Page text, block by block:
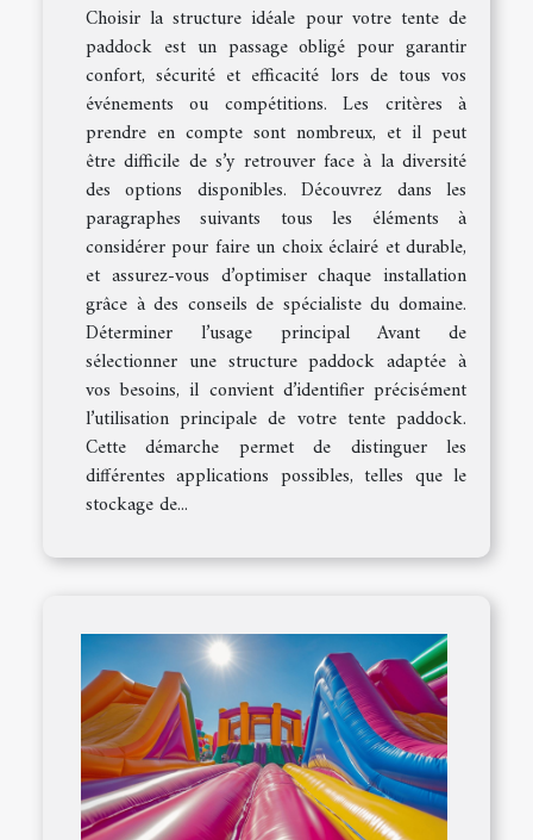
Choisir la structure idéale pour votre tente de
paddock est un passage obligé pour garantir
confort, sécurité et efficacité lors de tous vos
événements ou compétitions. Les critères à
prendre en compte sont nombreux, et il peut
être difficile de s’y retrouver face à la diversité
des options disponibles. Découvrez dans les
paragraphes suivants tous les éléments à
considérer pour faire un choix éclairé et durable,
et assurez-vous d’optimiser chaque installation
grâce à des conseils de spécialiste du domaine.
Déterminer l’usage principal Avant de
sélectionner une structure paddock adaptée à
vos besoins, il convient d’identifier précisément
l’utilisation principale de votre tente paddock.
Cette démarche permet de distinguer les
différentes applications possibles, telles que le
stockage de...